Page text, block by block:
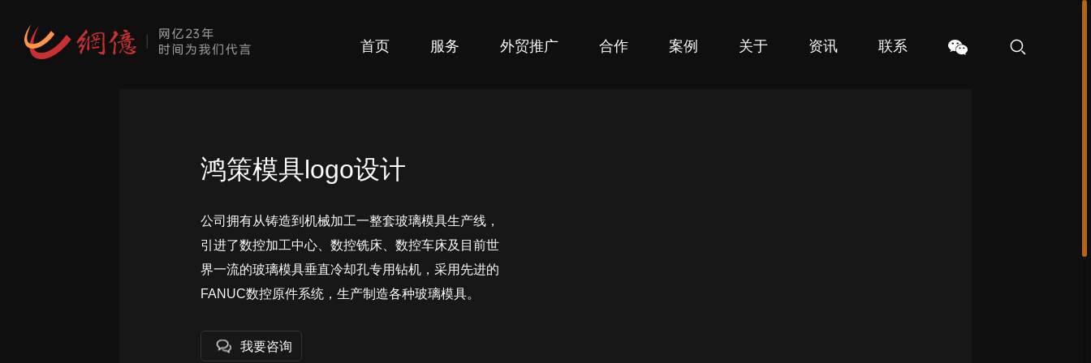
首页 服务 外贸推广 合作 案例 关于 资讯 联系
鸿策模具logo设计
公司拥有从铸造到机械加工一整套玻璃模具生产线，
引进了数控加工中心、数控铣床、数控车床及目前世
界一流的玻璃模具垂直冷却孔专用钻机，采用先进的
FANUC数控原件系统，生产制造各种玻璃模具。
我要咨询